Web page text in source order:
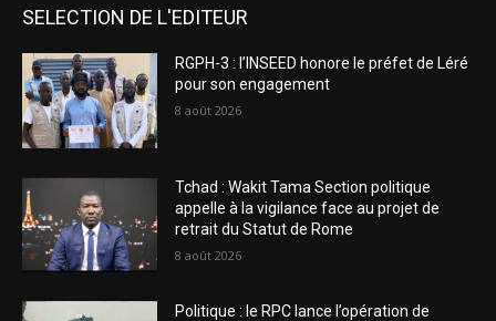
SELECTION DE L'EDITEUR
RGPH-3 : l’INSEED honore le préfet de Léré
pour son engagement
8 août 2026
Tchad : Wakit Tama Section politique
appelle à la vigilance face au projet de
retrait du Statut de Rome
8 août 2026
Politique : le RPC lance l’opération de